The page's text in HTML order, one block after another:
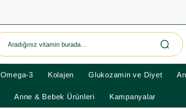
Omega-3 Kolajen Glukozamin ve Diyet
Anne & Bebek Ürünleri Kampanyalar